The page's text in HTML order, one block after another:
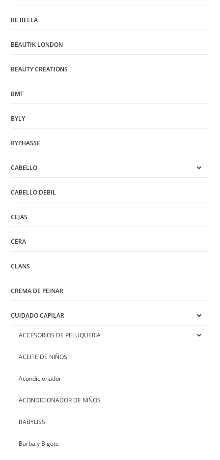
BE BELLA
BEAUTIK LONDON
BEAUTY CREATIONS
BMT
BYLY
BYPHASSE
CABELLO
CABELLO DEBIL
CEJAS
CERA
CLANS
CREMA DE PEINAR
CUIDADO CAPILAR
ACCESORIOS DE PELUQUERIA
ACEITE DE NIÑOS
Acondicionador
ACONDICIONADOR DE NIÑOS
BABYLISS
Barba y Bigote